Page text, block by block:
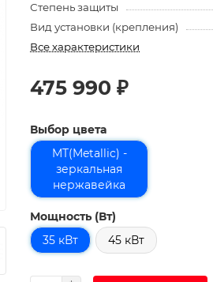
Степень защиты
Вид установки (крепления)
Все характеристики
475 990 ₽
Выбор цвета
MT(Metallic) -
зеркальная
нержавейка
Мощность (Вт)
35 кВт
45 кВт